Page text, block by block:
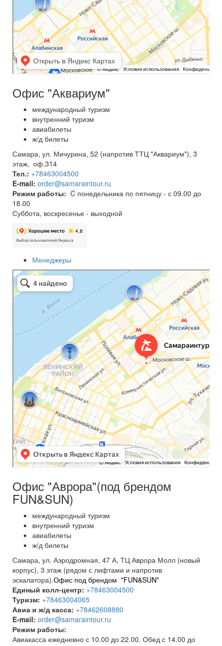
Офис "Аквариум"
международный туризм
внутренний туризм
авиабилеты
ж/д билеты
Самара, ул. Мичурина, 52 (напротив ТТЦ "Аквариум"), 3
этаж, оф.314
Тел.: +78463004500
E-mail: order@samaraintour.ru
Режим работы: C понедельника по пятницу - с 09.00 до
18.00
Суббота, воскресенье - выходной
Менеджеры
Самараинтур
Турагентство в Самаре
Авиабилеты в Самаре
Офис "Аврора"(под брендом
FUN&SUN)
международный туризм
внутренний туризм
авиабилеты
ж/д билеты
Самара, ул. Аэродромная, 47 А, ТЦ Аврора Молл (новый
корпус), 3 этаж (рядом с лифтами и напротив
эскалатора).Офис под брендом "FUN&SUN"
Единый колл-центр: +78463004500
Туризм: +78463004065
Авиа и ж/д касса: +78462608880
E-mail: order@samaraintour.ru
Режим работы:
Авиакасса ежедневно с 10.00 до 22.00. Обед с 14.00 до